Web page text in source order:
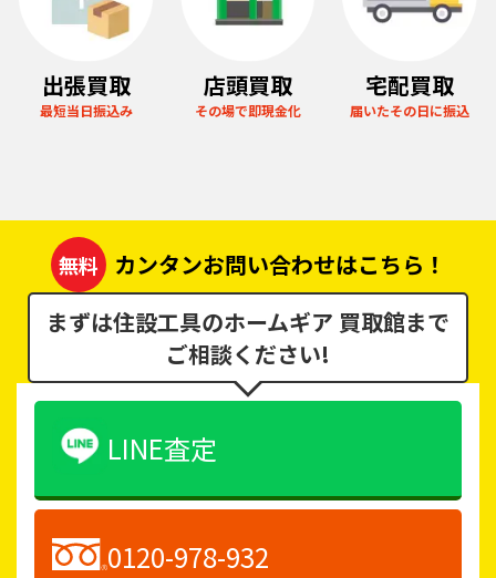
出張買取
最短当日振込み
店頭買取
その場で即現金化
宅配買取
届いたその日に振込
無料
カンタンお問い合わせはこちら！
まずは住設工具のホームギア 買取館まで
ご相談ください!
LINE査定
0120-978-932